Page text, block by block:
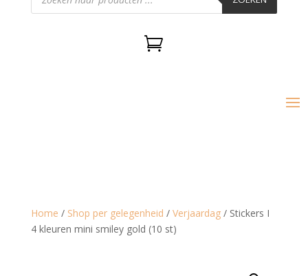

Home / Shop per gelegenheid / Verjaardag/ Stickers I
4 kleuren mini smiley gold (10 st)